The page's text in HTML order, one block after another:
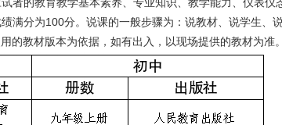
满分为100分。说课的一般步骤为：说教材、说学生、
的教材版本为依据，如有出入，以现场提供的教材为准。